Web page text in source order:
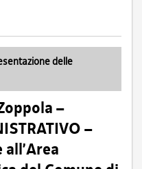
delle
–
–
all’Area